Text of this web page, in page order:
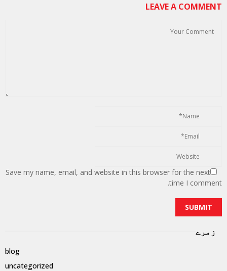
LEAVE A COMMENT
Save my name, email, and website in this browser for the next
time I comment.
زمرے
blog
uncategorized